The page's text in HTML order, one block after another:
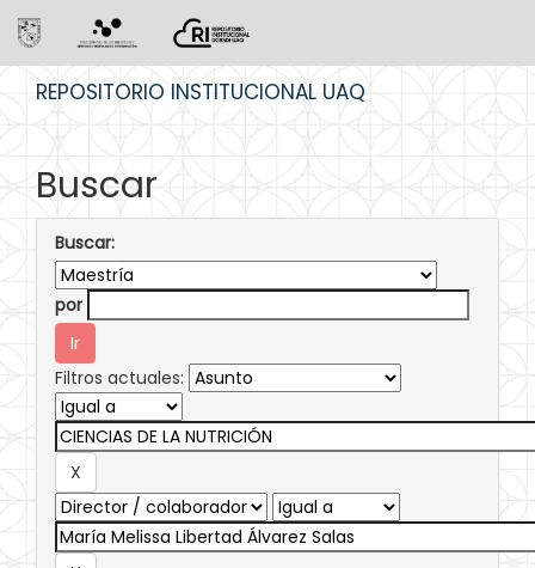
REPOSITORIO INSTITUCIONAL UAQ
Buscar
Buscar:
por
Filtros actuales: